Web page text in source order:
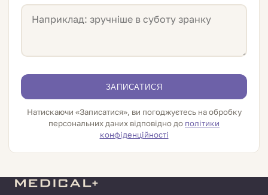
ЗАПИСАТИСЯ
Натискаючи «Записатися», ви погоджуєтесь на обробку
персональних даних відповідно до політики
конфіденційності